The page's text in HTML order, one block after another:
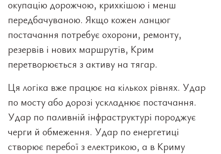
окупацію дорожчою, крихкішою і менш
передбачуваною. Якщо кожен ланцюг
постачання потребує охорони, ремонту,
резервів і нових маршрутів, Крим
перетворюється з активу на тягар.
Ця логіка вже працює на кількох рівнях. Удар
по мосту або дорозі ускладнює постачання.
Удар по паливній інфраструктурі породжує
черги й обмеження. Удар по енергетиці
створює перебої з електрикою, а в Криму